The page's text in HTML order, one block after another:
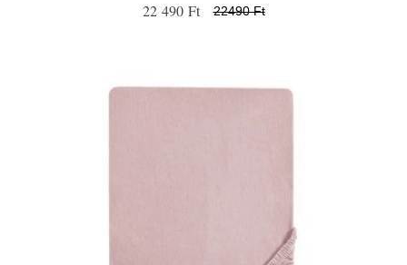
22 490 Ft 22490 Ft